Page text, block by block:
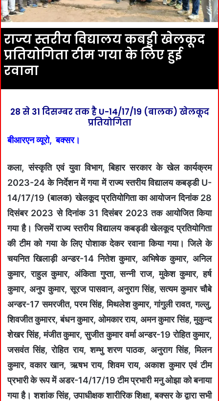
राज्य स्तरीय विद्यालय कबड्डी खेलकूद
प्रतियोगिता टीम गया के लिए हुई
रवाना
28 से 31 दिसम्बर तक है U-14/17/19 (बालक) खेलकूद
प्रतियोगिता
बीआरएन व्यूरो, बक्सर।
कला, संस्कृति एवं युवा विभाग, बिहार सरकार के खेल कार्यक्रम
2023-24 के निर्देशन में गया में राज्य स्तरीय विद्यालय कबड्डी U-
14/17/19 (बालक) खेलकूद प्रतियोगिता का आयोजन दिनांक 28
दिसंबर 2023 से दिनांक 31 दिसंबर 2023 तक आयोजित किया
गया है। जिसमें राज्य स्तरीय विद्यालय कबड्डी खेलकूद प्रतियोगिता
की टीम को गया के लिए पोशाक देकर रवाना किया गया। जिले के
चयनित खिलाड़ी अन्डर-14 नितेश कुमार, अभिषेक कुमार, अनिल
कुमार, राहुल कुमार, अंकिता गुप्ता, सन्नी राज, मुकेश कुमार, हर्ष
कुमार, अनुप कुमार, सूरज पासवान, अनुराग सिंह, सत्यम कुमार चौबे
अन्डर-17 समरजीत, परम सिंह, मिथलेश कुमार, गांगुली रावत, गल्लु,
शिवजीत कुमारर, बंधन कुमार, ओमकार राय, अमन कुमार सिंह, मुकुन्द
शेखर सिंह, मंजीत कुमार, सुजीत कुमार वर्मा अन्डर-19 रोहित कुमार,
जसवंत सिंह, रोहित राय, शम्भु शरण पाठक, अनुराग सिंह, मिलन
कुमार, वकार खान, ऋषभ राय, शिवम राय, अकाश कुमार एवं टीम
प्रभारी के रूप में अडर-14/17/19 टीम प्रभारी मनु ओझा को बनाया
गया है। शशांक सिंह, उपाधीक्षक शारीरिक शिक्षा, बक्सर के द्वारा सभी